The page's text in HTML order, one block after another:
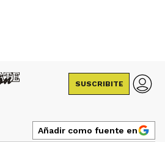
SUSCRIBITE
Añadir como fuente en